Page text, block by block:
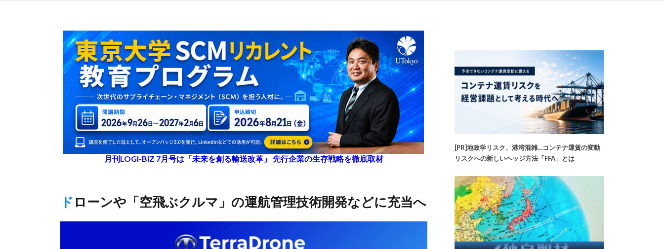
月刊LOGI-BIZ 7月号は「未来を創る輸送改革」 先行企業の生存戦略を徹底取材
ドローンや「空飛ぶクルマ」の運航管理技術開発などに充当へ
[PR]地政学リスク、港湾混雑…コンテナ運賃の変動
リスクへの新しいヘッジ方法「FFA」とは